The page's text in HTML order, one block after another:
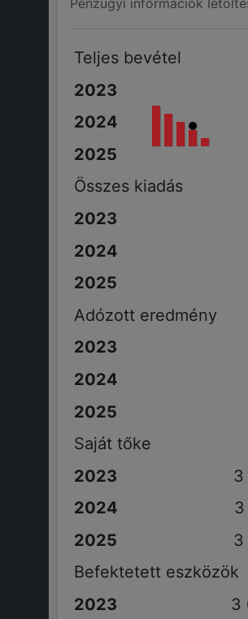
Pénzügyi információk
Teljes bevétel
Összes kiadás
Adózott eredmény
Saját tőke
3
3
Befektetett eszközök
3